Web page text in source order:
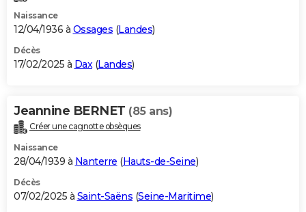
Naissance
12/04/1936 à Ossages (Landes)
Décès
17/02/2025 à Dax(Landes)
Jeannine BERNET (85 ans)
Créer une cagnotte obsèques
Naissance
28/04/1939 à Nanterre (Hauts-de-Seine)
Décès
07/02/2025 à Saint-Saëns (Seine-Maritime)